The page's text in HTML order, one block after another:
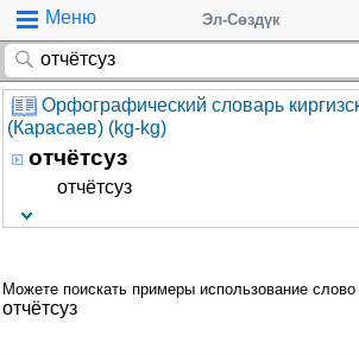
Меню Эл-Сөздүк
Орфографический словарь
(Карасаев) (kg-kg)
отчётсуз
отчётсуз
Можете поискать примеры использование
отчётсуз